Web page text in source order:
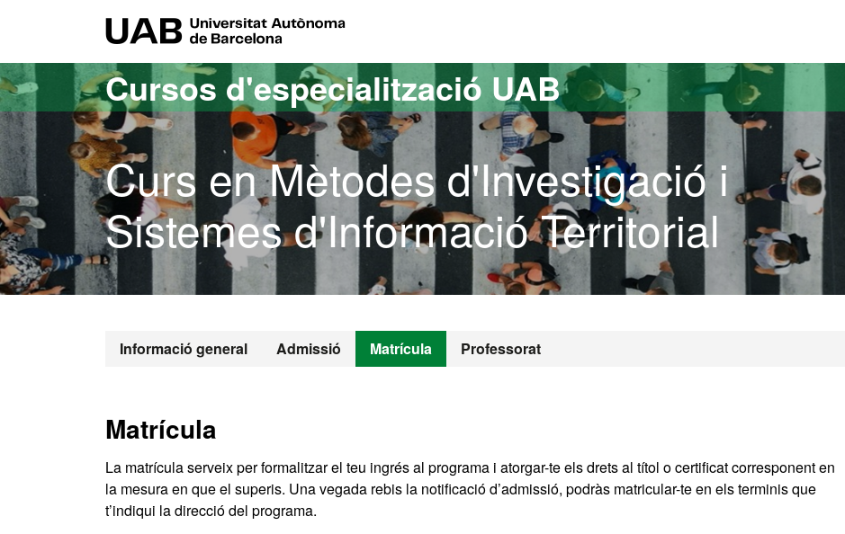
Cursos d'especialització UAB
Curs en Mètodes d'Investigació i
Sistemes d'Informació Territorial
Informació general Admissió Matrícula Professorat
Matrícula
La matrícula serveix per formalitzar el teu ingrés al programa i atorgar-te els drets al títol o certificat corresponent en
la mesura en que el superis. Una vegada rebis la notificació d’admissió, podràs matricular-te en els terminis que
t’indiqui la direcció del programa.